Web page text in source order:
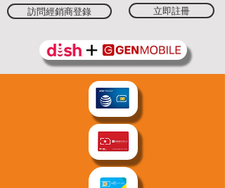
訪問經銷商登錄 立即註冊